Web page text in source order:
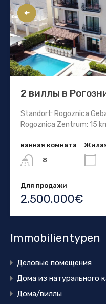
2 виллы в
Standort: Rogoznica
Rogoznica Zentrum: 15
ванная комната
8
Для продажи
2.500.000€
Immobilientypen
Деловые помещения
Дома из натурального
Дома/виллы